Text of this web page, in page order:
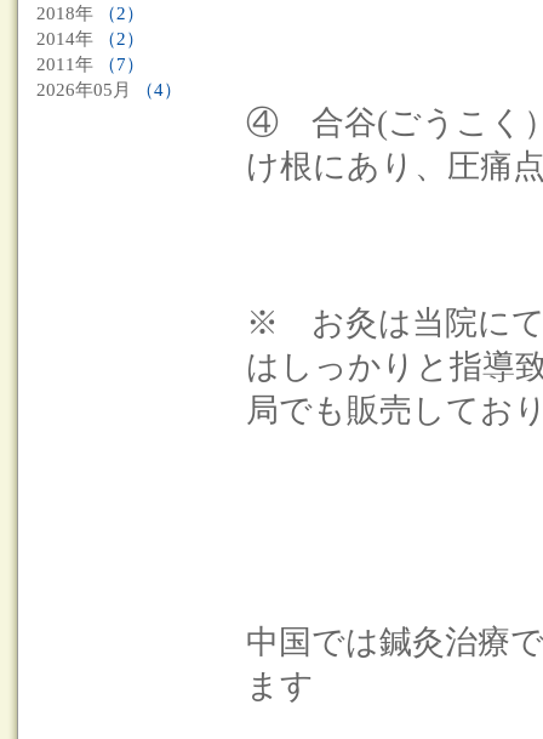
2018年
（2）
2014年
（2）
2011年
（7）
2026年05月
（4）
④ 合谷(ごうこく
け根にあり、圧
※ お灸は当院にて
はしっかりと指導
局でも販売してお
中国では鍼灸治療
ます